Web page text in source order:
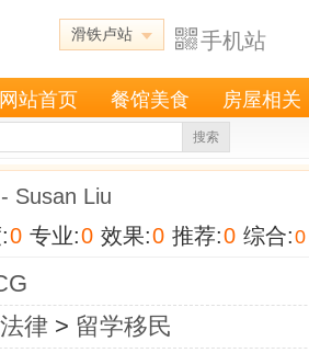
滑铁卢站 手机站
网站首页 餐馆美食 房屋相关
搜索
Susan Liu
0 专业:0 效果:0 推荐:0 综合:0
律 > 留学移民